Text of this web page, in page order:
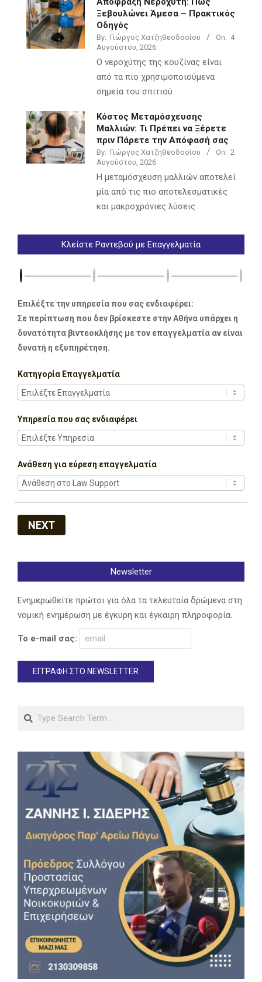
Ξεβουλώνει Άμεσα – Πρακτικός
Οδηγός
By: Γιώργος Χατζηθεοδοσίου On: 4
Αυγούστου, 2026
Ο νεροχύτης της κουζίνας είναι
από τα πιο χρησιμοποιούμενα
σημεία του σπιτιού
Κόστος Μεταμόσχευσης
Μαλλιών: Τι Πρέπει να Ξέρετε
πριν Πάρετε την Απόφασή σας
By: Γιώργος Χατζηθεοδοσίου On: 2
Αυγούστου, 2026
Η μεταμόσχευση μαλλιών αποτελεί
μία από τις πιο αποτελεσματικές
και μακροχρόνιες λύσεις
Κλείστε Ραντεβού με Επαγγελματία
Επιλέξτε την υπηρεσία που σας ενδιαφέρει:
Σε περίπτωση που δεν βρίσκεστε στην Αθήνα υπάρχει η
δυνατότητα βιντεοκλήσης με τον επαγγελματία αν είναι
δυνατή η εξυπηρέτηση.
Κατηγορία Επαγγελματία
Υπηρεσία που σας ενδιαφέρει
Ανάθεση για εύρεση επαγγελματία
NEXT
Newsletter
Ενημερωθείτε πρώτοι για όλα τα τελευταία δρώμενα στη
νομική ενημέρωση με έγκυρη και έγκαιρη πληροφορία.
Το e-mail σας:
Search